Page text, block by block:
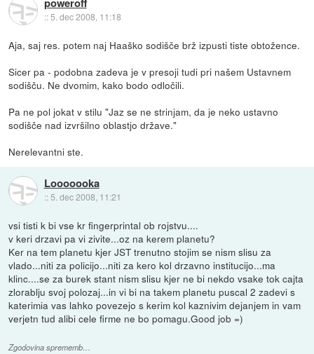
::5. dec 2008, 11:18
Aja, saj res. potem naj Haaško sodišče brž izpusti tiste obtožence.
Sicer pa - podobna zadeva je v presoji tudi pri našem Ustavnem
sodišču. Ne dvomim, kako bodo odločili.
Pa ne pol jokat v stilu "Jaz se ne strinjam, da je neko ustavno
sodišče nad izvršilno oblastjo države."
Nerelevantni ste.
Looooooka
:: 5. dec 2008, 11:21
vsi tisti k bi vse kr fingerprintal ob rojstvu....
v keri drzavi pa vi zivite...oz na kerem planetu?
Ker na tem planetu kjer JST trenutno stojim se nism slisu za
vlado...niti za policijo...niti za kero kol drzavno institucijo...ma
klinc....se za burek stant nism slisu kjer ne bi nekdo vsake tok cajta
zlorablju svoj polozaj...in vi bi na takem planetu puscal 2 zadevi s
katerimia vas lahko povezejo s kerim kol kaznivim dejanjem in vam
verjetn tud alibi cele firme ne bo pomagu.Good job =)
Zgodovina sprememb…